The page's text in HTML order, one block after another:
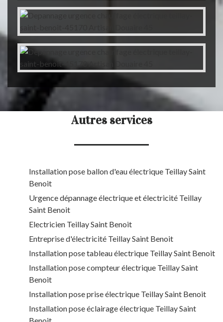
Autres services
Installation pose ballon d'eau électrique Teillay Saint
Benoit
Urgence dépannage électrique et électricité Teillay
Saint Benoit
Electricien Teillay Saint Benoit
Entreprise d'électricité Teillay Saint Benoit
Installation pose tableau électrique Teillay Saint Benoit
Installation pose compteur électrique Teillay Saint
Benoit
Installation pose prise électrique Teillay Saint Benoit
Installation pose éclairage électrique Teillay Saint